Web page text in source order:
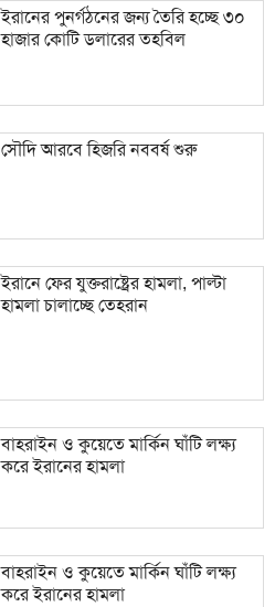
ইরানের পুনর্গঠনের জন্য তৈরি হচ্ছে ৩০
হাজার কোটি ডলারের তহবিল
সৌদি আরবে হিজরি নববর্ষ শুরু
ইরানে ফের যুক্তরাষ্ট্রের হামলা, পাল্টা
হামলা চালাচ্ছে তেহরান
বাহরাইন ও কুয়েতে মার্কিন ঘাঁটি লক্ষ্য
করে ইরানের হামলা
বাহরাইন ও কুয়েতে মার্কিন ঘাঁটি লক্ষ্য
করে ইরানের হামলা